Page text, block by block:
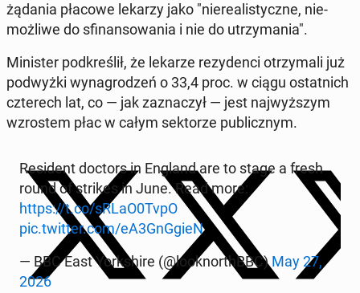
żądania płacowe lekarzy jako "nie­re­ali­stycz­ne, nie­
moż­li­we do sfi­nan­so­wa­nia i nie do utrzy­ma­nia".
Mi­ni­ster pod­kre­ślił, że lekarze re­zy­den­ci otrzy­ma­li już
pod­wyż­ki wy­na­gro­dzeń o 33,4 proc. w ciągu ostat­nich
czte­rech lat, co — jak za­zna­czył — jest naj­wyż­szym
wzro­stem płac w całym sek­to­rze pu­blicz­nym.
Re­si­dent doctors in England are to stage a fresh
round of strikes in June. Read more:
https://t.co/sRLaO0TvpO
pic.twitter.com/eA3GnGgieN
— BBC East York­shi­re (@lo­ok­nor­thBBC)May 27,
2026